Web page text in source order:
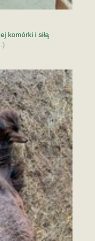
komórki i siłą